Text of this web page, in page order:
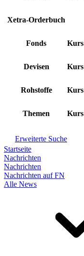
Xetra-Orderbuch
Fonds Kurs
Devisen Kurs
Rohstoffe Kurs
Themen Kurs
Erweiterte Suche
Startseite
Nachrichten
Nachrichten
Nachrichten auf FN
Alle News